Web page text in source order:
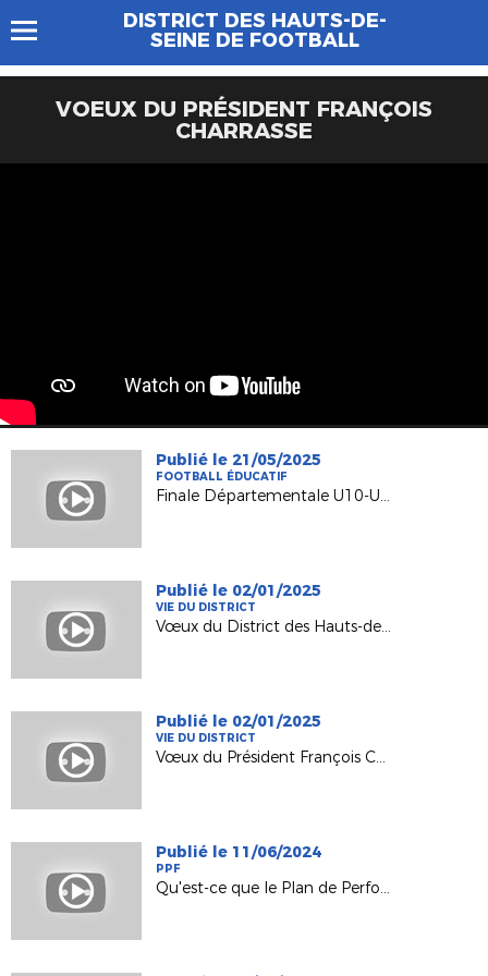
DISTRICT DES HAUTS-DE-
SEINE DE FOOTBALL
VOEUX DU PRÉSIDENT FRANÇOIS
CHARRASSE
Publié le 21/05/2025
FOOTBALL ÉDUCATIF
Finale Départementale U10-U11-U11F et U12 2025
Publié le 02/01/2025
VIE DU DISTRICT
Vœux du District des Hauts-de-Seine de Football
Publié le 02/01/2025
VIE DU DISTRICT
Vœux du Président François CHARRASSE
Publié le 11/06/2024
PPF
Qu'est-ce que le Plan de Performance Fédéral ?